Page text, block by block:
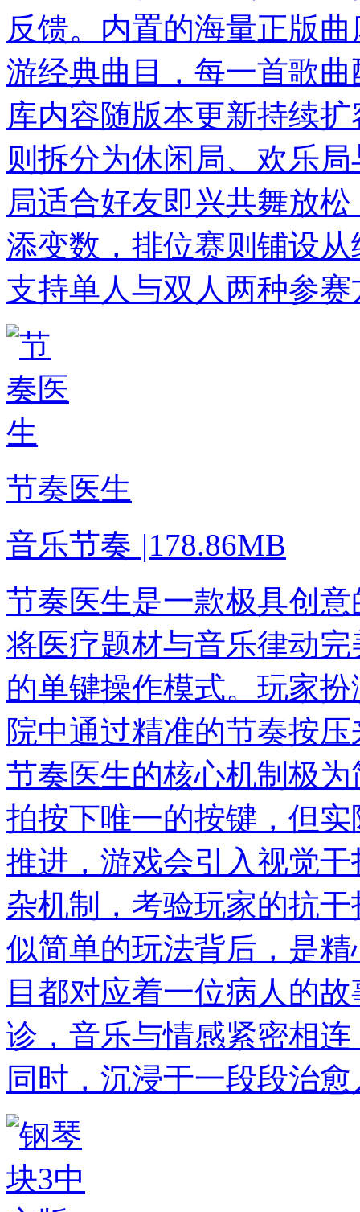
反馈。内置的海量正版
游经典曲目，每一首歌
库内容随版本更新持续
则拆分为休闲局、欢乐
局适合好友即兴共舞放
添变数，排位赛则铺设
支持单人与双人两种参赛
节奏医生
音乐节奏 |178.86MB
节奏医生是一款极具创
将医疗题材与音乐律动
的单键操作模式。玩家
院中通过精准的节奏按
节奏医生的核心机制极
拍按下唯一的按键，但
推进，游戏会引入视觉
杂机制，考验玩家的抗
似简单的玩法背后，是
目都对应着一位病人的
诊，音乐与情感紧密相
同时，沉浸于一段段治